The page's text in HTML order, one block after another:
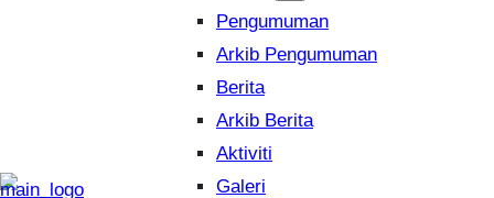
Pengumuman
Arkib Pengumuman
Berita
Arkib Berita
Aktiviti
Galeri